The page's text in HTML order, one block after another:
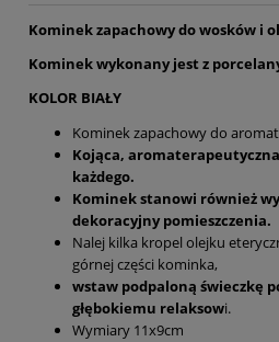
Kominek zapachowy do wosków i
Kominek wykonany jest z
KOLOR BIAŁY
Kominek zapachowy do
Kojąca,
każdego.
Kominek stanowi również
dekoracyjny pomieszczenia.
Nalej kilka kropel olejku
górnej części kominka,
wstaw podpaloną świeczkę
głębokiemu relaksowi.
Wymiary 11x9cm